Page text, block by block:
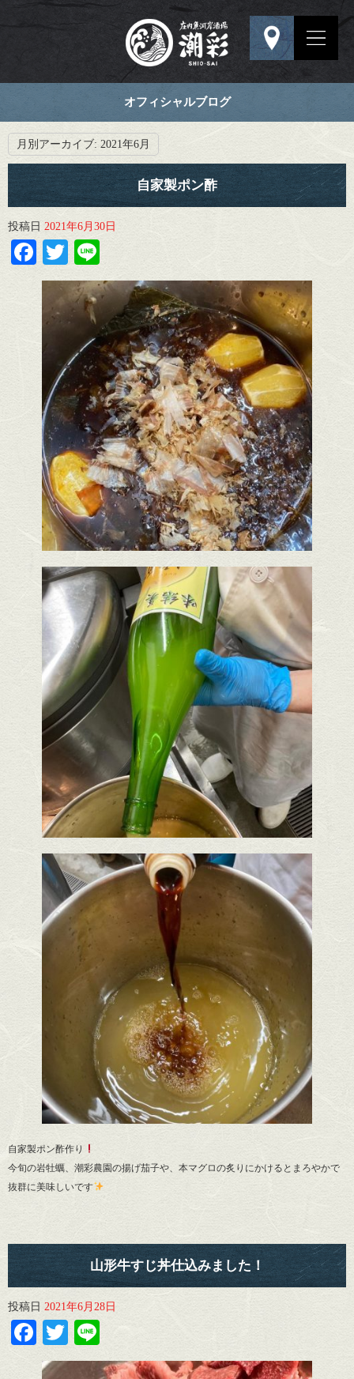
オフィシャルブログ
月別アーカイブ: 2021年6月
自家製ポン酢
投稿日 2021年6月30日
Facebook
Twitter
自家製ポン酢作り
今旬の岩牡蠣、潮彩農園の揚げ茄子や、本マグロの炙りにかけるとまろやかで
抜群に美味しいです
山形牛すじ丼仕込みました！
投稿日 2021年6月28日
Facebook
Twitter
Line